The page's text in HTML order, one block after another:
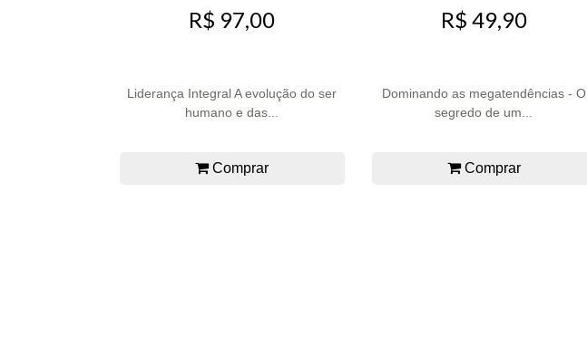
R$ 97,00
Liderança Integral A evolução do ser
humano e das...
Comprar
R$ 49,90
Dominando as megatendências - O
segredo de um...
Comprar